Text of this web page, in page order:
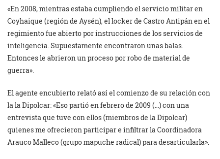
«En 2008, mientras estaba cumpliendo el servicio militar en
Coyhaique (región de Aysén), el locker de Castro Antipán en el
regimiento fue abierto por instrucciones de los servicios de
inteligencia. Supuestamente encontraron unas balas.
Entonces le abrieron un proceso por robo de material de
guerra».
El agente encubierto relató así el comienzo de su relación con
la la Dipolcar: «Eso partió en febrero de 2009 (…) con una
entrevista que tuve con ellos (miembros de la Dipolcar)
quienes me ofrecieron participar e infiltrar la Coordinadora
Arauco Malleco (grupo mapuche radical) para desarticularla».